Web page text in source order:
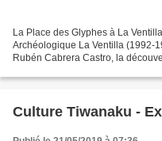
La Place des Glyphes à La
Archéologique La Ventilla (1992-
Rubén Cabrera Castro, la
Culture Tiwanaku -